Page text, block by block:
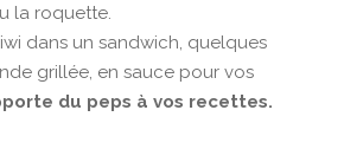
la roquette.
dans un sandwich, quelques
grillée, en sauce pour vos
du peps à vos recettes.